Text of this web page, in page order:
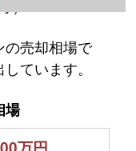
の売却相場で
ています。
場